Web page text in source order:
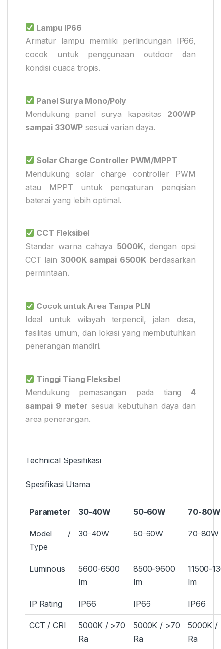
Lampu IP66
Armatur lampu memiliki perlindungan IP66,
cocok untuk penggunaan outdoor dan
kondisi cuaca tropis.
Panel Surya Mono/Poly
Mendukung panel surya kapasitas 200WP
sampai 330WP sesuai varian daya.
Solar Charge Controller PWM/MPPT
Mendukung solar charge controller PWM
atau MPPT untuk pengaturan pengisian
baterai yang lebih optimal.
CCT Fleksibel
Standar warna cahaya 5000K, dengan opsi
CCT lain 3000K sampai 6500Kberdasarkan
permintaan.
Cocok untuk Area Tanpa PLN
Ideal untuk wilayah terpencil, jalan desa,
fasilitas umum, dan lokasi yang membutuhkan
penerangan mandiri.
Tinggi Tiang Fleksibel
Mendukung pemasangan pada tiang4
sampai 9 meter sesuai kebutuhan daya dan
area penerangan.
Technical Spesifikasi
Spesifikasi Utama
Parameter 30-40W 50-60W 70-80W
Model /
Type
30-40W 50-60W 70-80W
Luminous
5600-6500
lm
8500-9600
lm
11500-
lm
IP Rating IP66 IP66 IP66
CCT / CRI
5000K / >70
Ra
5000K / >70
Ra
5000K /
Ra